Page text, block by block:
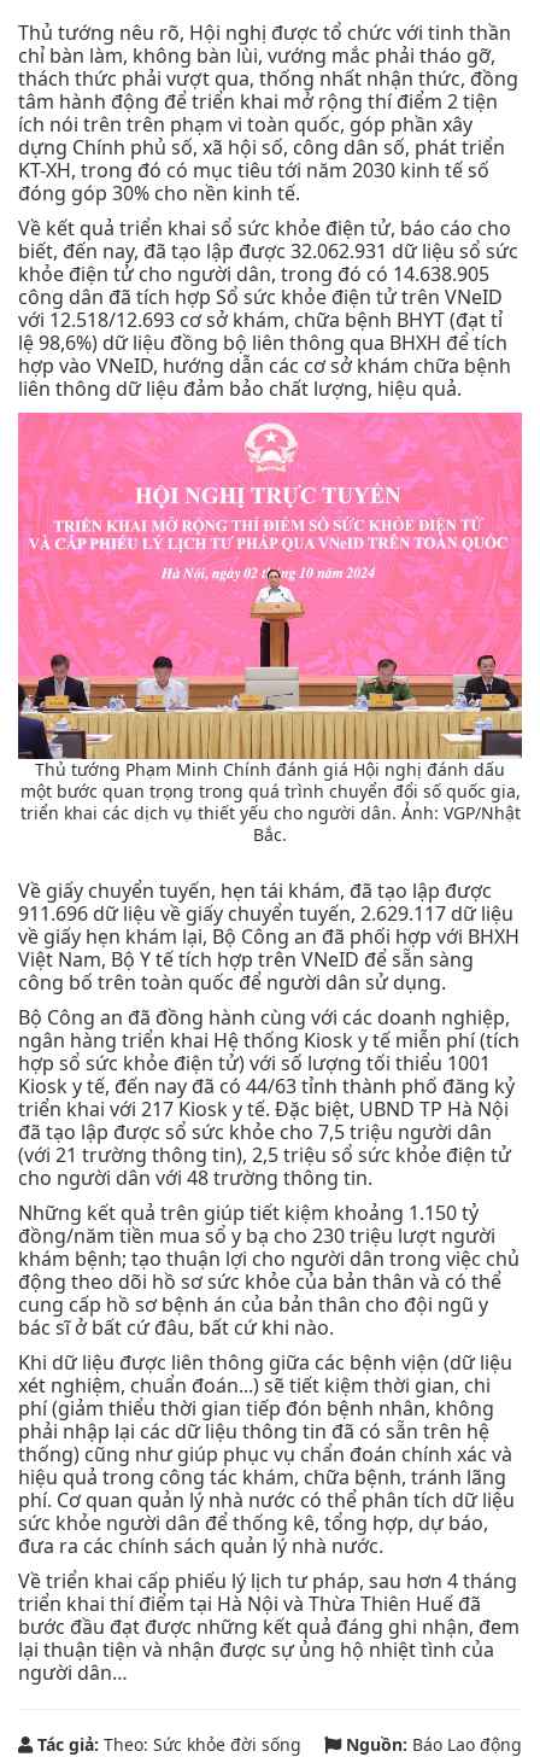
Thủ tướng nêu rõ, Hội nghị được tổ chức với tinh thần
chỉ bàn làm, không bàn lùi, vướng mắc phải tháo gỡ,
thách thức phải vượt qua, thống nhất nhận thức, đồng
tâm hành động để triển khai mở rộng thí điểm 2 tiện
ích nói trên trên phạm vi toàn quốc, góp phần xây
dựng Chính phủ số, xã hội số, công dân số, phát triển
KT-XH, trong đó có mục tiêu tới năm 2030 kinh tế số
đóng góp 30% cho nền kinh tế.
Về kết quả triển khai sổ sức khỏe điện tử, báo cáo cho
biết, đến nay, đã tạo lập được 32.062.931 dữ liệu sổ sức
khỏe điện tử cho người dân, trong đó có 14.638.905
công dân đã tích hợp Sổ sức khỏe điện tử trên VNeID
với 12.518/12.693 cơ sở khám, chữa bệnh BHYT (đạt tỉ
lệ 98,6%) dữ liệu đồng bộ liên thông qua BHXH để tích
hợp vào VNeID, hướng dẫn các cơ sở khám chữa bệnh
liên thông dữ liệu đảm bảo chất lượng, hiệu quả.
Thủ tướng Phạm Minh Chính đánh giá Hội nghị đánh dấu
một bước quan trọng trong quá trình chuyển đổi số quốc gia,
triển khai các dịch vụ thiết yếu cho người dân. Ảnh: VGP/Nhật
Bắc.
Về giấy chuyển tuyến, hẹn tái khám, đã tạo lập được
911.696 dữ liệu về giấy chuyển tuyến, 2.629.117 dữ liệu
về giấy hẹn khám lại, Bộ Công an đã phối hợp với BHXH
Việt Nam, Bộ Y tế tích hợp trên VNeID để sẵn sàng
công bố trên toàn quốc để người dân sử dụng.
Bộ Công an đã đồng hành cùng với các doanh nghiệp,
ngân hàng triển khai Hệ thống Kiosk y tế miễn phí (tích
hợp sổ sức khỏe điện tử) với số lượng tối thiểu 1001
Kiosk y tế, đến nay đã có 44/63 tỉnh thành phố đăng kỷ
triển khai với 217 Kiosk y tế. Đặc biệt, UBND TP Hà Nội
đã tạo lập được sổ sức khỏe cho 7,5 triệu người dân
(với 21 trường thông tin), 2,5 triệu sổ sức khỏe điện tử
cho người dân với 48 trường thông tin.
Những kết quả trên giúp tiết kiệm khoảng 1.150 tỷ
đồng/năm tiền mua sổ y bạ cho 230 triệu lượt người
khám bệnh; tạo thuận lợi cho người dân trong việc chủ
động theo dõi hồ sơ sức khỏe của bản thân và có thể
cung cấp hồ sơ bệnh án của bản thân cho đội ngũ y
bác sĩ ở bất cứ đâu, bất cứ khi nào.
Khi dữ liệu được liên thông giữa các bệnh viện (dữ liệu
xét nghiệm, chuẩn đoán...) sẽ tiết kiệm thời gian, chi
phí (giảm thiểu thời gian tiếp đón bệnh nhân, không
phải nhập lại các dữ liệu thông tin đã có sẵn trên hệ
thống) cũng như giúp phục vụ chẩn đoán chính xác và
hiệu quả trong công tác khám, chữa bệnh, tránh lãng
phí. Cơ quan quản lý nhà nước có thể phân tích dữ liệu
sức khỏe người dân để thống kê, tổng hợp, dự báo,
đưa ra các chính sách quản lý nhà nước.
Về triển khai cấp phiếu lý lịch tư pháp, sau hơn 4 tháng
triển khai thí điểm tại Hà Nội và Thừa Thiên Huế đã
bước đầu đạt được những kết quả đáng ghi nhận, đem
lại thuận tiện và nhận được sự ủng hộ nhiệt tình của
người dân…
Tác giả: Theo: Sức khỏe đời sống Nguồn: Báo Lao động